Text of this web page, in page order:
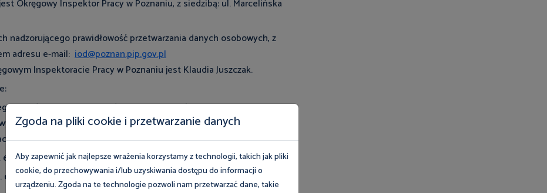
Okręgowy Inspektor Pracy w Poznaniu, z siedzibą: ul. Marcelińska
nadzorującego prawidłowość przetwarzania danych osobowych, z
adresu e-mail: iod@poznan.pip.gov.pl
Inspektoracie Pracy w Poznaniu jest Klaudia Juszczak.
na Administratorze, zgodnie z art. 6 ust. 1 lit. c) RODO, w
Państwowej Inspekcji Pracy wskazanych w art. 10 Ustawy z dnia
ust. 1 lit. b) RODO;
ust. 1 lit. a) RODO;
Zgoda na pliki cookie i przetwarzanie danych
Aby zapewnić jak najlepsze wrażenia korzystamy z technologii, takich jak pliki
cookie, do przechowywania i/lub uzyskiwania dostępu do informacji o
urządzeniu. Zgoda na te technologie pozwoli nam przetwarzać dane, takie